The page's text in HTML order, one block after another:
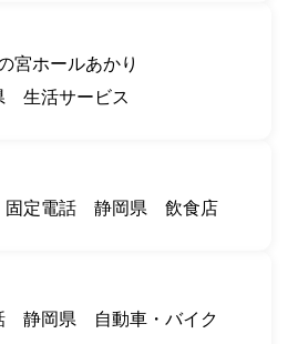
宮ホールあかり
生活サービス
固定電話 静岡県 飲食店
静岡県 自動車・バイク